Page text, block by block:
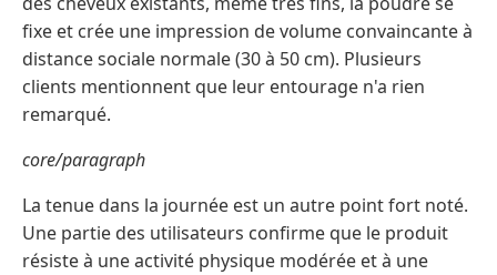
fixe et crée une impression de volume convaincante à
distance sociale normale (30 à 50 cm). Plusieurs
clients mentionnent que leur entourage n'a rien
remarqué.
core/paragraph
La tenue dans la journée est un autre point fort noté.
Une partie des utilisateurs confirme que le produit
résiste à une activité physique modérée et à une